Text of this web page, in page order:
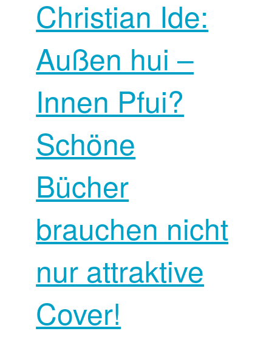
Christian Ide:
Außen hui –
Innen Pfui?
Schöne
Bücher
brauchen nicht
nur attraktive
Cover!